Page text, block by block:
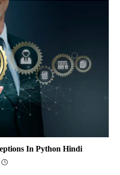
In Python Hindi